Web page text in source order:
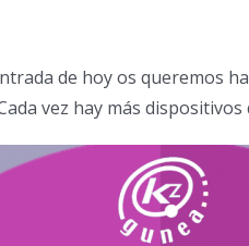
de hoy os queremos
vez hay más